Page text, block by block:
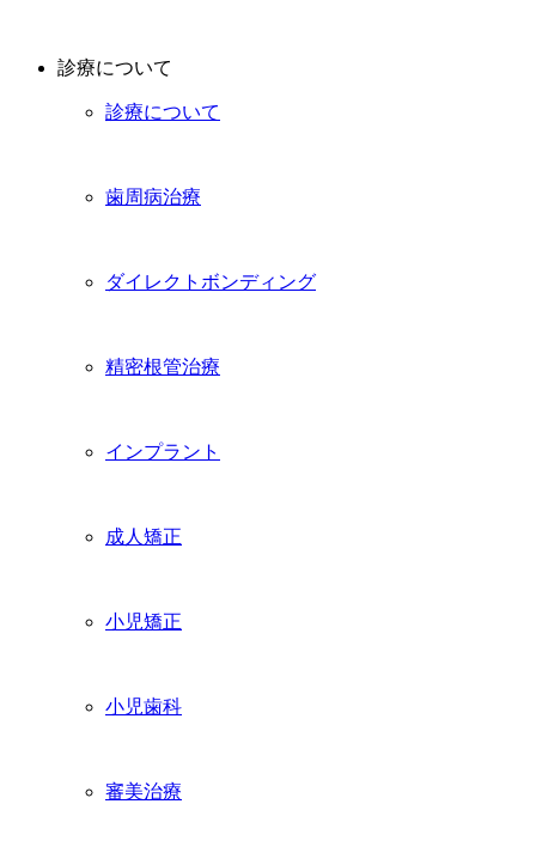
診療について
診療について
歯周病治療
ダイレクトボンディング
精密根管治療
インプラント
成人矯正
小児矯正
小児歯科
審美治療